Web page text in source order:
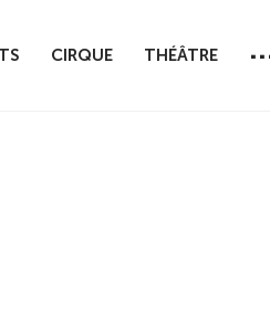
CIRQUE THÉÂTRE